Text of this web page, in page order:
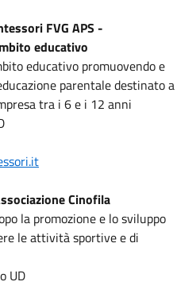
FVG APS -
educativo
educativo promuovendo e
parentale destinato a
tra i 6 e i 12 anni
Cinofila
la promozione e lo sviluppo
le attività sportive e di
UD